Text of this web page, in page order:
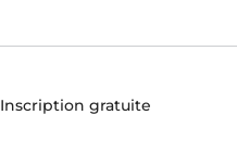
Inscription gratuite